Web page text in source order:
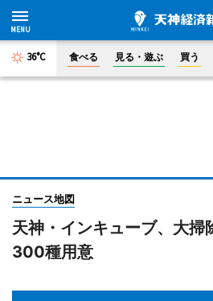
36°C 食べる 見る・遊ぶ 買う
ニュース地図
天神・インキューブ、大
300種用意